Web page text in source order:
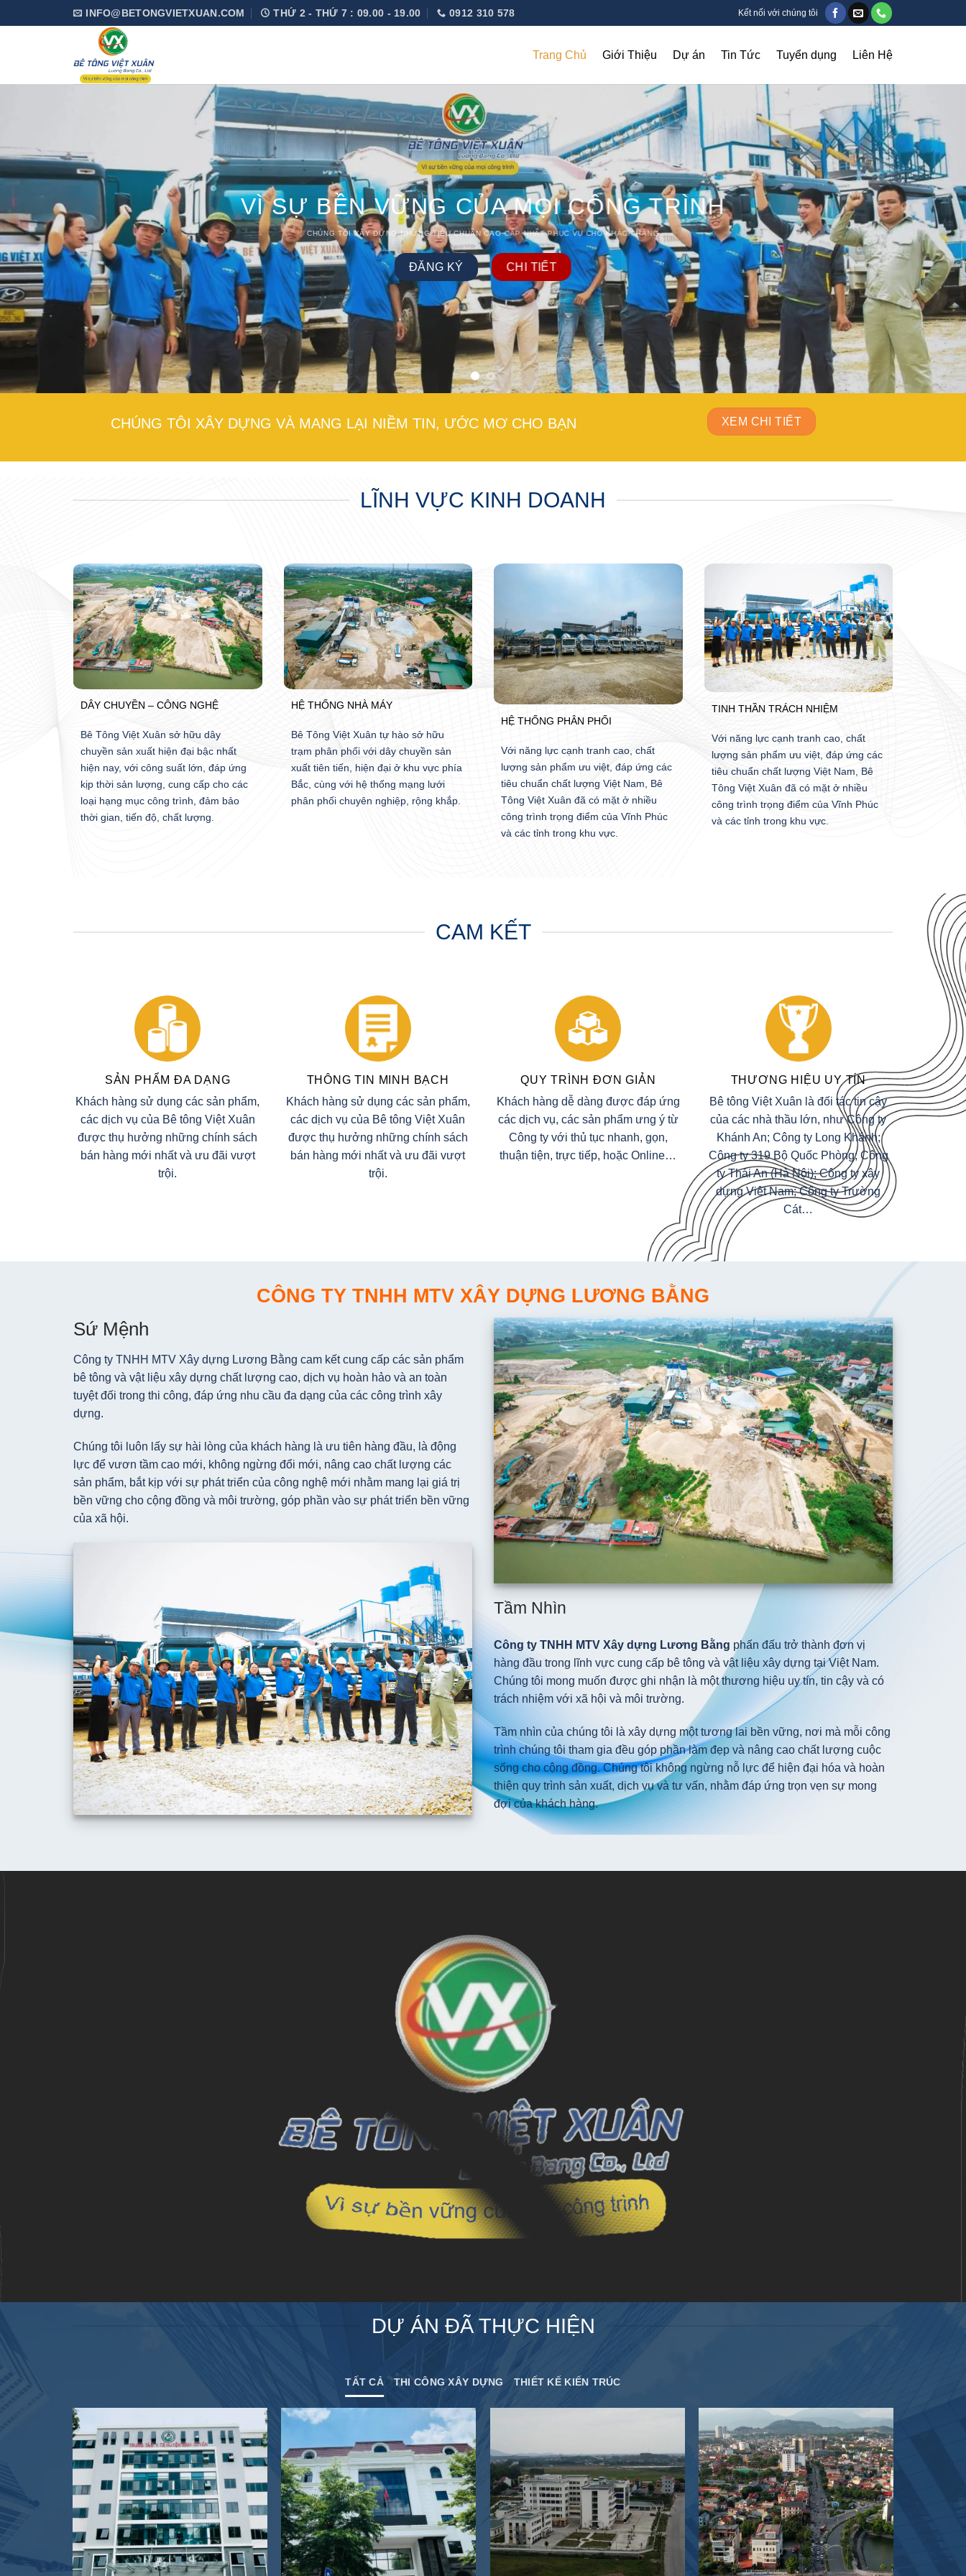
to
INFO@BETONGVIETXUAN.COM THỨ 2 - THỨ 7 : 09.00 - 19.00 0912 310 578 Kết nối với chúng tôi
Trang Chủ Giới Thiệu Dự án Tin Tức Tuyển dụng Liên Hệ
TRÌNH
CHÚNG TÔI XÂY DỰNG NHỮNG TIÊU CHUẨN CAO CẤP NHẤT PHỤC VỤ CHO KHÁCH HÀNG
ĐĂNG KÝ CHI TIẾT
CHÚNG TÔI XÂY DỰNG VÀ MANG LẠI NIỀM TIN, ƯỚC MƠ CHO BẠN XEM CHI TIẾT
LĨNH VỰC KINH DOANH
DÂY CHUYỀN – CÔNG NGHỆ
Bê Tông Việt Xuân sở hữu dây
chuyền sản xuất hiện đại bậc nhất
hiện nay, với công suất lớn, đáp ứng
kịp thời sản lượng, cung cấp cho các
loại hạng mục công trình, đảm bảo
thời gian, tiến độ, chất lượng.
HỆ THỐNG NHÀ MÁY
Bê Tông Việt Xuân tự hào sở hữu
trạm phân phối với dây chuyền sản
xuất tiên tiến, hiện đại ở khu vực phía
Bắc, cùng với hệ thống mạng lưới
phân phối chuyên nghiệp, rộng khắp.
HỆ THỐNG PHÂN PHỐI
Với năng lực cạnh tranh cao, chất
lượng sản phẩm ưu việt, đáp ứng các
tiêu chuẩn chất lượng Việt Nam, Bê
Tông Việt Xuân đã có mặt ở nhiều
công trình trọng điểm của Vĩnh Phúc
và các tỉnh trong khu vực.
TINH THẦN TRÁCH NHIỆM
Với năng lực cạnh tranh cao, chất
lượng sản phẩm ưu việt, đáp ứng các
tiêu chuẩn chất lượng Việt Nam, Bê
Tông Việt Xuân đã có mặt ở nhiều
công trình trọng điểm của Vĩnh Phúc
và các tỉnh trong khu vực.
CAM KẾT
SẢN PHẨM ĐA DẠNG
Khách hàng sử dụng các sản phẩm,
các dịch vụ của Bê tông Việt Xuân
được thụ hưởng những chính sách
bán hàng mới nhất và ưu đãi vượt
trội.
THÔNG TIN MINH BẠCH
Khách hàng sử dụng các sản phẩm,
các dịch vụ của Bê tông Việt Xuân
được thụ hưởng những chính sách
bán hàng mới nhất và ưu đãi vượt
trội.
QUY TRÌNH ĐƠN GIẢN
Khách hàng dễ dàng được đáp ứng
các dịch vụ, các sản phẩm ưng ý từ
Công ty với thủ tục nhanh, gọn,
thuận tiện, trực tiếp, hoặc Online…
THƯƠNG HIỆU UY TÍN
Bê tông Việt Xuân là đối tác tin cậy
của các nhà thầu lớn, như Công ty
Khánh An; Công ty Long Khánh;
Công ty 319 Bộ Quốc Phòng; Công
ty Thái An (Hà Nội); Công ty xây
dựng Việt Nam; Công ty Trường
Cát…
CÔNG TY TNHH MTV XÂY DỰNG LƯƠNG BẰNG
Sứ Mệnh
Công ty TNHH MTV Xây dựng Lương Bằng cam kết cung cấp các sản phẩm
bê tông và vật liệu xây dựng chất lượng cao, dịch vụ hoàn hảo và an toàn
tuyệt đối trong thi công, đáp ứng nhu cầu đa dạng của các công trình xây
dựng.
Chúng tôi luôn lấy sự hài lòng của khách hàng là ưu tiên hàng đầu, là động
lực để vươn tầm cao mới, không ngừng đổi mới, nâng cao chất lượng các
sản phẩm, bắt kịp với sự phát triển của công nghệ mới nhằm mang lại giá trị
bền vững cho cộng đồng và môi trường, góp phần vào sự phát triển bền vững
của xã hội.
Tầm Nhìn
Công ty TNHH MTV Xây dựng Lương Bằng phấn đấu trở thành đơn vị
hàng đầu trong lĩnh vực cung cấp bê tông và vật liệu xây dựng tại Việt Nam.
Chúng tôi mong muốn được ghi nhận là một thương hiệu uy tín, tin cậy và có
trách nhiệm với xã hội và môi trường.
Tầm nhìn của chúng tôi là xây dựng một tương lai bền vững, nơi mà mỗi công
trình chúng tôi tham gia đều góp phần làm đẹp và nâng cao chất lượng cuộc
sống cho cộng đồng. Chúng tôi không ngừng nỗ lực để hiện đại hóa và hoàn
thiện quy trình sản xuất, dịch vụ và tư vấn, nhằm đáp ứng trọn vẹn sự mong
đợi của khách hàng.
DỰ ÁN ĐÃ THỰC HIỆN
TẤT CẢ THI CÔNG XÂY DỰNG THIẾT KẾ KIẾN TRÚC